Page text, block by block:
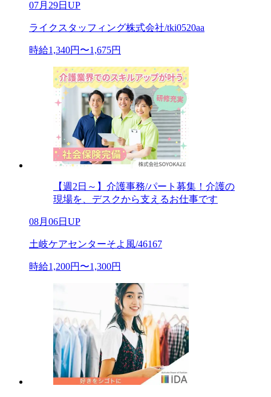
07月29日UP
ライクスタッフィング株式会社/tki0520aa
時給1,340円〜1,675円
【週2日～】介護事務/パート募集！介護の
現場を、デスクから支えるお仕事です
08月06日UP
土岐ケアセンターそよ風/46167
時給1,200円〜1,300円